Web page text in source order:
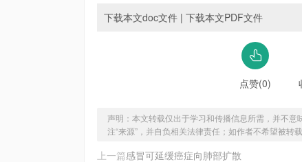
下载本文doc文件 | 下载本文PDF文件
点赞(0)
声明：本文转载仅出于学习和传播信息所需，并不
注“来源”，并自负相关法律责任；如作者不希望被转
上一篇感冒可延缓癌症向肺部扩散